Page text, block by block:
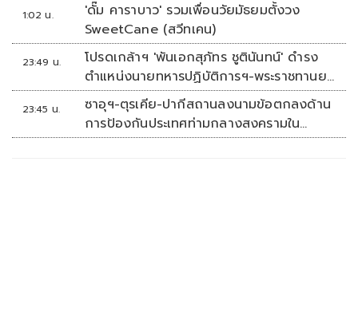
1:02 น.
'ดั๊ม คาราบาว' รวมเพื่อนวัยมัธยมตั้งวง
SweetCane (สวีทเคน)
23:49 น.
โปรดเกล้าฯ 'พันเอกสุภัทร ชูตินันทน์' ดำรง
ตำแหน่งนายทหารปฏิบัติการฯ-พระราชทานยศ
'พลตรี'
23:45 น.
ซาอุฯ-ตุรเคีย-ปากีสถานลงนามข้อตกลงด้าน
การป้องกันประเทศท่ามกลางสงครามใน
ภูมิภาค